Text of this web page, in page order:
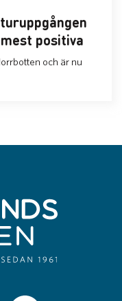
positiva
och är nu